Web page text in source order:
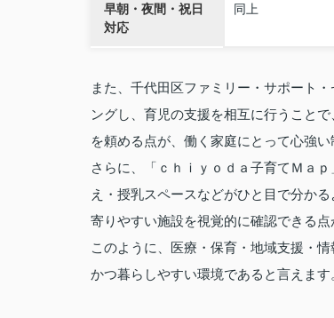
早朝・夜間・祝日
対応
同上
また、千代田区ファミリー・サポート
ングし、育児の支援を相互に行うこと
を頼める点が、働く家庭にとって心強い
さらに、「ｃｈｉｙｏｄａ子育てＭａ
え・授乳スペースなどがひと目で分か
寄りやすい施設を視覚的に確認できる点
このように、医療・保育・地域支援・
かつ暮らしやすい環境であると言えます